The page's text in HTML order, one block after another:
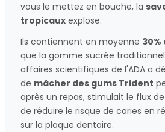
vous le mettez en bouche, la
tropicaux explose.
Ils contiennent en moyenne
que la gomme sucrée
affaires scientifiques de l'ADA a
de mâcher des gums Trident
après un repas, stimulait le flux
de réduire le risque de caries en
sur la plaque dentaire.